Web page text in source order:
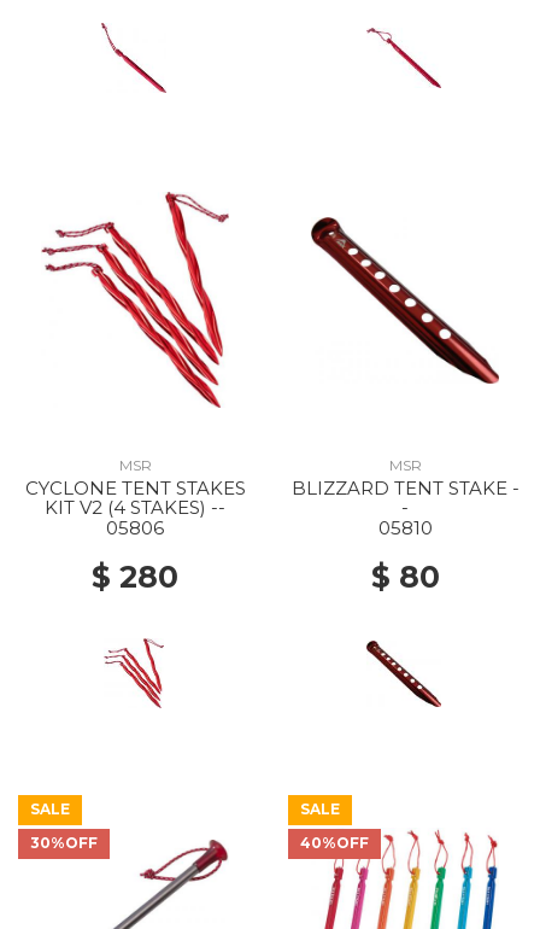
MSR
CYCLONE TENT STAKES
KIT V2 (4 STAKES) --
05806
$ 280
MSR
BLIZZARD TENT STAKE -
-
05810
$ 80
SALE
30%OFF
SALE
40%OFF